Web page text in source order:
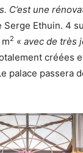
C’est une
Serge Ethuin. 4
2 « avec de très
créées
palace passera